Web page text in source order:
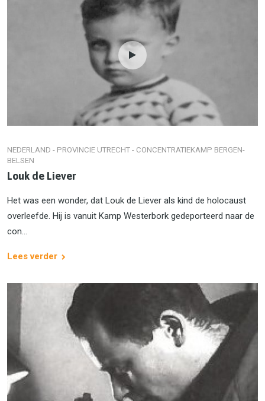
NEDERLAND - PROVINCIE UTRECHT - CONCENTRATIEKAMP BERGEN-
BELSEN
Louk de Liever
Het was een wonder, dat Louk de Liever als kind de holocaust
overleefde. Hij is vanuit Kamp Westerbork gedeporteerd naar de
con...
Lees verder